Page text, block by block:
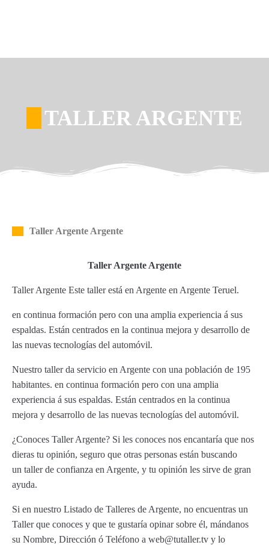
TALLER ARGENTE
Taller Argente Argente
Taller Argente Argente
Taller Argente Este taller está en Argente en Argente Teruel.
en continua formación pero con una amplia experiencia á sus
espaldas. Están centrados en la continua mejora y desarrollo de
las nuevas tecnologías del automóvil.
Nuestro taller da servicio en Argente con una población de 195
habitantes. en continua formación pero con una amplia
experiencia á sus espaldas. Están centrados en la continua
mejora y desarrollo de las nuevas tecnologías del automóvil.
¿Conoces Taller Argente? Si les conoces nos encantaría que nos
dieras tu opinión, seguro que otras personas están buscando
un taller de confianza en Argente, y tu opinión les sirve de gran
ayuda.
Si en nuestro Listado de Talleres de Argente, no encuentras un
Taller que conoces y que te gustaría opinar sobre él, mándanos
su Nombre, Dirección ó Teléfono a web@tutaller.tv y lo